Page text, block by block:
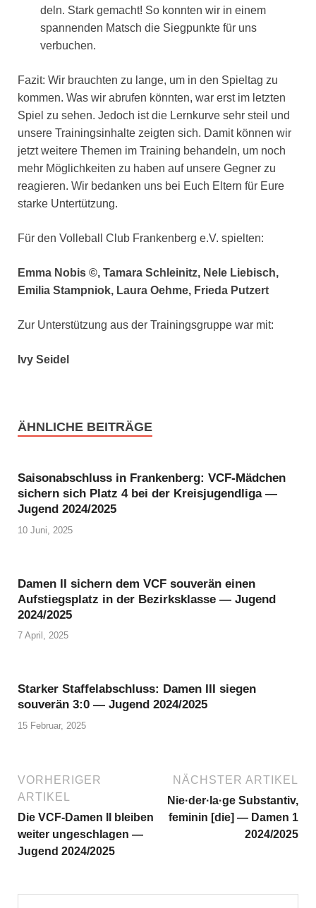
deln. Stark gemacht! So konn­ten wir in einem
span­nen­den Matsch die Sieg­punk­te für uns
ver­bu­chen.
Fazit: Wir brauch­ten zu lan­ge, um in den Spiel­tag zu
kom­men. Was wir abru­fen könn­ten, war erst im letz­ten
Spiel zu sehen. Jedoch ist die Lern­kur­ve sehr steil und
unse­re Trai­nings­in­hal­te zeig­ten sich. Damit kön­nen wir
jetzt wei­te­re The­men im Trai­ning behan­deln, um noch
mehr Mög­lich­kei­ten zu haben auf unse­re Geg­ner zu
reagie­ren. Wir bedan­ken uns bei Euch Eltern für Eure
star­ke Unter­tüt­zung.
Für den Vol­le­ball Club Fran­ken­berg e.V. spiel­ten:
Emma Nobis ©, Tama­ra Sch­le­i­nitz, Nele Lie­bisch,
Emi­lia Stamp­ni­ok, Lau­ra Oeh­me, Frie­da Put­zert
Zur Unter­stüt­zung aus der Trai­nings­grup­pe war mit:
Ivy Sei­del
ÄHNLICHE BEITRÄGE
Saisonabschluss in Frankenberg: VCF-Mädchen
sichern sich Platz 4 bei der Kreisjugendliga —
Jugend 2024/2025
10 Juni, 2025
Damen II sichern dem VCF souverän einen
Aufstiegsplatz in der Bezirksklasse — Jugend
2024/2025
7 April, 2025
Starker Staffelabschluss: Damen III siegen
souverän 3:0 — Jugend 2024/2025
15 Februar, 2025
VORHERIGER
ARTIKEL
Die VCF-Damen II bleiben
weiter ungeschlagen —
Jugend 2024/2025
NÄCHSTER ARTIKEL
Nie·der·la·ge Substantiv,
feminin [die] — Damen 1
2024/2025